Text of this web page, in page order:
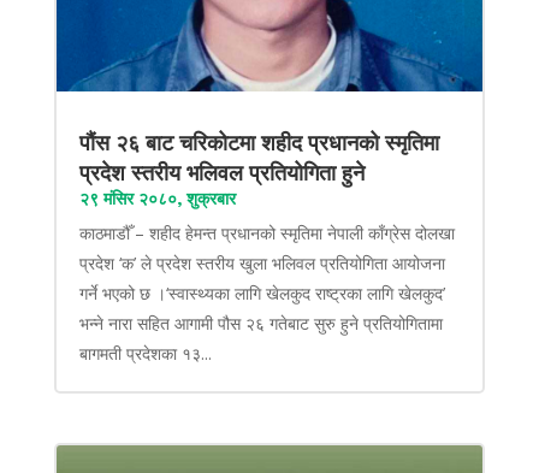
पौंस २६ बाट चरिकोटमा शहीद प्रधानको स्मृतिमा
प्रदेश स्तरीय भलिवल प्रतियोगिता हुने
२९ मंसिर २०८०, शुक्रबार
काठमाडौँ – शहीद हेमन्त प्रधानको स्मृतिमा नेपाली काँग्रेस दोलखा
प्रदेश ‘क’ ले प्रदेश स्तरीय खुला भलिवल प्रतियोगिता आयोजना
गर्ने भएको छ ।‘स्वास्थ्यका लागि खेलकुद राष्ट्रका लागि खेलकुद’
भन्ने नारा सहित आगामी पौस २६ गतेबाट सुरु हुने प्रतियोगितामा
बागमती प्रदेशका १३...